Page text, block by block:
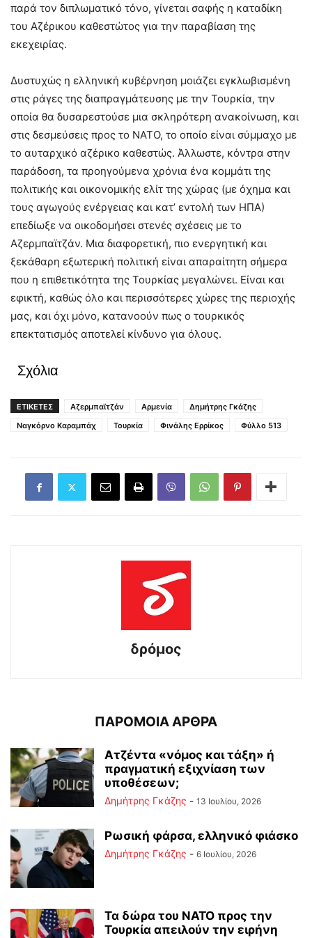
παρά τον διπλωματικό τόνο, γίνεται σαφής η καταδίκη
του Αζέρικου καθεστώτος για την παραβίαση της
εκεχειρίας.
Δυστυχώς η ελληνική κυβέρνηση μοιάζει εγκλωβισμένη
στις ράγες της διαπραγμάτευσης με την Τουρκία, την
οποία θα δυσαρεστούσε μια σκληρότερη ανακοίνωση, και
στις δεσμεύσεις προς το ΝΑΤΟ, το οποίο είναι σύμμαχο με
το αυταρχικό αζέρικο καθεστώς. Άλλωστε, κόντρα στην
παράδοση, τα προηγούμενα χρόνια ένα κομμάτι της
πολιτικής και οικονομικής ελίτ της χώρας (με όχημα και
τους αγωγούς ενέργειας και κατ’ εντολή των ΗΠΑ)
επεδίωξε να οικοδομήσει στενές σχέσεις με το
Αζερμπαϊτζάν. Μια διαφορετική, πιο ενεργητική και
ξεκάθαρη εξωτερική πολιτική είναι απαραίτητη σήμερα
που η επιθετικότητα της Τουρκίας μεγαλώνει. Είναι και
εφικτή, καθώς όλο και περισσότερες χώρες της περιοχής
μας, και όχι μόνο, κατανοούν πως ο τουρκικός
επεκτατισμός αποτελεί κίνδυνο για όλους.
Σχόλια
ΕΤΙΚΕΤΕΣ Αζερμπαϊτζάν Αρμενία
Δημήτρης Γκάζης
Ναγκόρνο Καραμπάχ
Τουρκία Φινάλης Ερρίκος Φύλλο 513
δρόμος
ΠΑΡΟΜΟΙΑ ΑΡΘΡΑ
Ατζέντα «νόμος και τάξη» ή
πραγματική εξιχνίαση των
υποθέσεων;
Δημήτρης Γκάζης - 13 Ιουλίου, 2026
Ρωσική φάρσα, ελληνικό φιάσκο
Δημήτρης Γκάζης - 6 Ιουλίου, 2026
Τα δώρα του ΝΑΤΟ προς την
Τουρκία απειλούν την ειρήνη